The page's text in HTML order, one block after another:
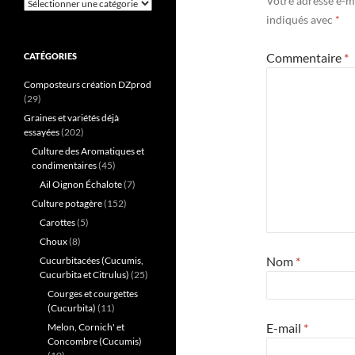
indiqués avec *
Commentaire *
Nom *
E-mail *
CATÉGORIES
Composteurs création DZprod
(29)
Graines et variétés déjà
essayées(202)
Culture des Aromatiques et
condimentaires(45)
Ail Oignon Échalote(7)
Culture potagère(152)
Carottes(5)
Choux(8)
Cucurbitacées (Cucumis,
Cucurbita et Citrulus) (25)
Courges et courgettes
(Cucurbita) (11)
Melon, Cornich' et
Concombre (Cucumis)